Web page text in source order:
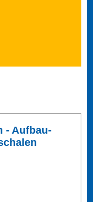
- Aufbau-